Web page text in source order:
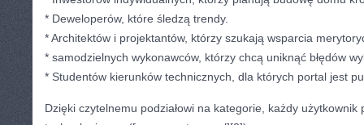
* Deweloperów, które śledzą trendy.
* Architektów i projektantów, którzy szukają wsparcia
* samodzielnych wykonawców, którzy chcą uniknąć błędów
* Studentów kierunków technicznych, dla których portal jest
Dzięki czytelnemu podziałowi na kategorie, każdy